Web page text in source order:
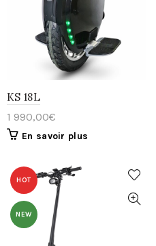
KS 18L
1 990,00€
En savoir plus
HOT
NEW